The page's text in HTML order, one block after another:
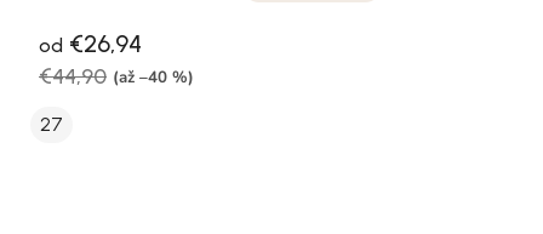
od €26,94
€44,90 (až –40 %)
27